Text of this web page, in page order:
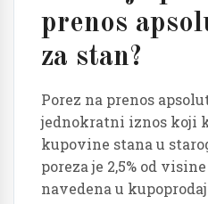
prenos
za stan?
Porez na prenos
jednokratni iznos koji
kupovine stana u
poreza je 2,5% od
navedena u